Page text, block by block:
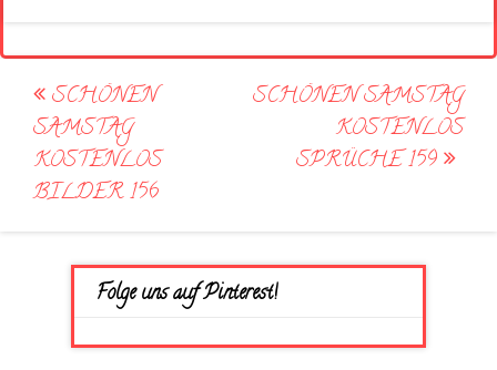
Post
navigation
SCHÖNEN
SAMSTAG
KOSTENLOS
BILDER 156
SCHÖNEN SAMSTAG
KOSTENLOS
SPRÜCHE 159
Folge uns auf Pinterest!